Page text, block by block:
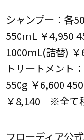
シャンプー：各
550mL ￥4,950
1000mL(詰替) ￥
トリートメント
550g ￥6,600
￥8,140 ※全て
フローディア公